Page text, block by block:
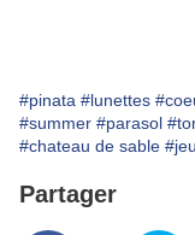
#pinata #lunettes
#summer #parasol
#chateau de sable
Partager